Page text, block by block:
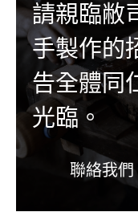
請親臨敝
手製作的
告全體同
光臨。
聯絡我們